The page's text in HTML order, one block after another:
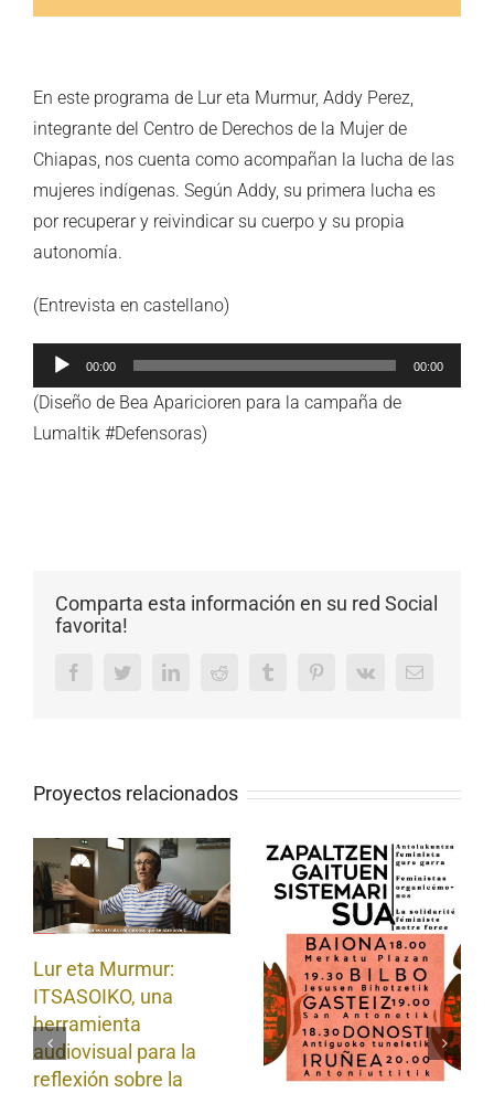
En este programa de Lur eta Murmur, Addy Perez,
integrante del Centro de Derechos de la Mujer de
Chiapas, nos cuenta como acompañan la lucha de las
mujeres indígenas. Según Addy, su primera lucha es
por recuperar y reivindicar su cuerpo y su propia
autonomía.
(Entrevista en castellano)
Reproductor
de
audio
00:00 00:00
(Diseño de Bea Aparicioren para la campaña de
Lumaltik #Defensoras)
Comparta esta información en su red Social
favorita!
FacebookTwitterLinkedInReddit Tumblr PinterestVk Email
Proyectos relacionados
Lur eta Murmur:
ITSASOIKO, una
herramienta
audiovisual para la
reflexión sobre la